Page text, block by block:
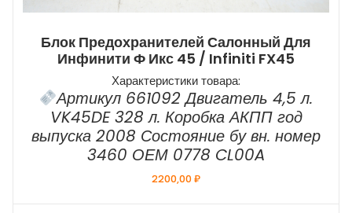
Блок Предохранителей Салонный Для
Инфинити Ф Икс 45 / Infiniti FX45
Характеристики товара:
Артикул 661092 Двигатель 4,5 л.
VK45DE 328 л. Коробка АКПП год
выпуска 2008 Состояние бу вн. номер
3460 ОЕМ 0778 CL00A
2200,00₽